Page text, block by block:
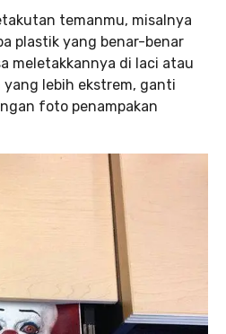
temanmu, misalnya
plastik yang benar-benar
meletakkannya di laci atau
yang lebih ekstrem, ganti
foto penampakan